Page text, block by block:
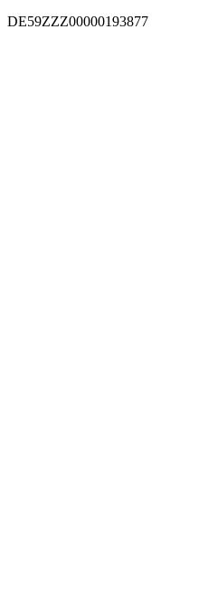
DE59ZZZ00000193877